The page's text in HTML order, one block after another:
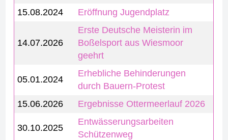
15.08.2024
Eröffnung Jugendplatz
14.07.2026
Erste Deutsche Meisterin im
Boßelsport aus Wiesmoor
geehrt
05.01.2024
Erhebliche Behinderungen
durch Bauern-Protest
15.06.2026
Ergebnisse Ottermeerlauf 2026
30.10.2025
Entwässerungsarbeiten
Schützenweg